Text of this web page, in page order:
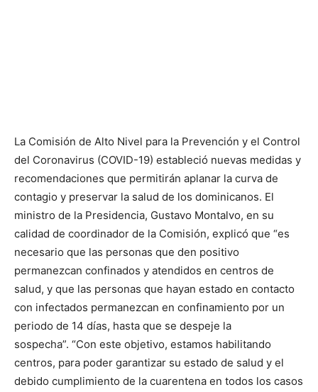
La Comisión de Alto Nivel para la Prevención y el Control
del Coronavirus (COVID-19) estableció nuevas medidas y
recomendaciones que permitirán aplanar la curva de
contagio y preservar la salud de los dominicanos. El
ministro de la Presidencia, Gustavo Montalvo, en su
calidad de coordinador de la Comisión, explicó que “es
necesario que las personas que den positivo
permanezcan confinados y atendidos en centros de
salud, y que las personas que hayan estado en contacto
con infectados permanezcan en confinamiento por un
periodo de 14 días, hasta que se despeje la
sospecha”. “Con este objetivo, estamos habilitando
centros, para poder garantizar su estado de salud y el
debido cumplimiento de la cuarentena en todos los casos